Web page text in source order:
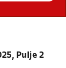
Pulje 2